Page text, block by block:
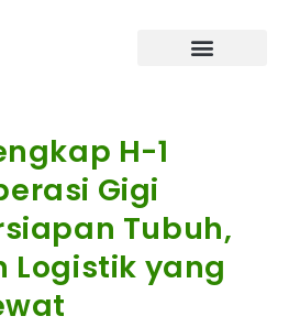
H-1
Gigi
Tubuh,
Logistik yang